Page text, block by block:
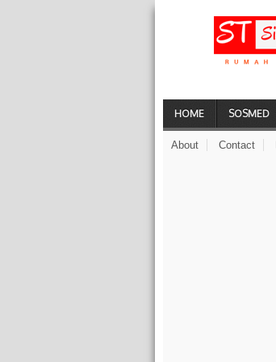
HOME SOSMED
About Contact